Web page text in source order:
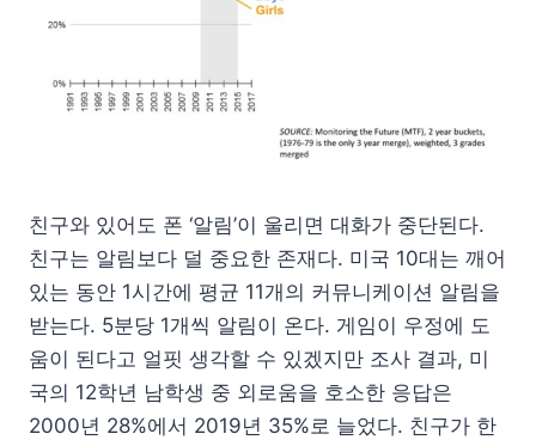
친구와 있어도 폰 ‘알림’이 울리면 대화가 중단된다.
친구는 알림보다 덜 중요한 존재다. 미국 10대는 깨어
있는 동안 1시간에 평균 11개의 커뮤니케이션 알림을
받는다. 5분당 1개씩 알림이 온다. 게임이 우정에 도
움이 된다고 얼핏 생각할 수 있겠지만 조사 결과, 미
국의 12학년 남학생 중 외로움을 호소한 응답은
2000년 28%에서 2019년 35%로 늘었다. 친구가 한